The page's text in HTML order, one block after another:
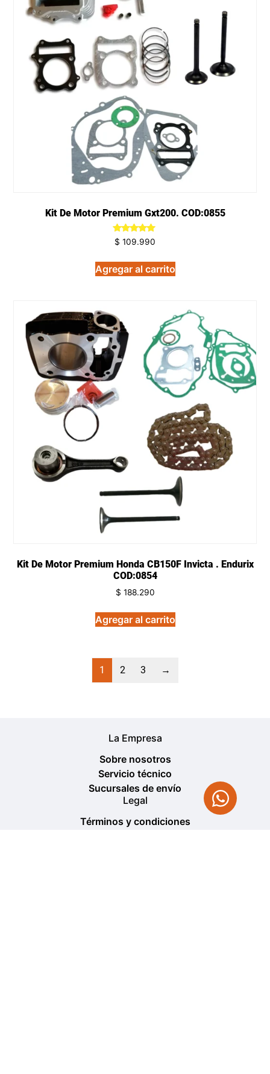
Kit De Motor Premium Gxt200. COD:0855
Valorado
en
de 5
$ 109.990
Agregar al carrito
Kit De Motor Premium Honda CB150F Invicta . Endurix
COD:0854
$ 188.290
Agregar al carrito
1 2 3 →
La Empresa
Sobre nosotros
Servicio técnico
Sucursales de envío
Legal
Términos y condiciones